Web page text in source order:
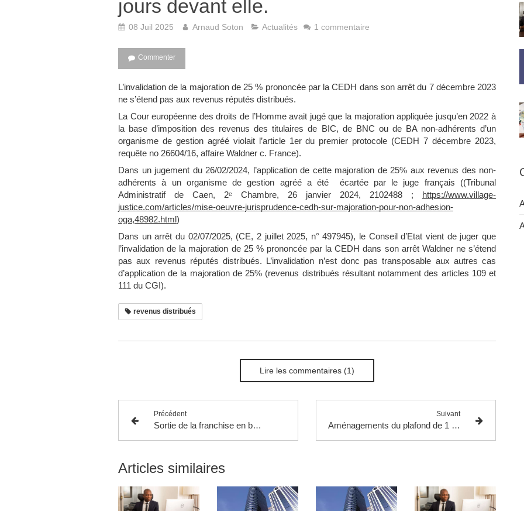
jours devant elle.
08 Juil 2025 Arnaud Soton Actualités 1 commentaire
Commenter
L’invalidation de la majoration de 25 % prononcée par la CEDH dans son arrêt du 7 décembre 2023
ne s’étend pas aux revenus réputés distribués.
La Cour européenne des droits de l’Homme avait jugé que la majoration appliquée jusqu’en 2022 à
la base d’imposition des revenus des titulaires de BIC, de BNC ou de BA non-adhérents d’un
organisme de gestion agréé violait l’article 1er du premier protocole (CEDH 7 décembre 2023,
requête no 26604/16, affaire Waldner c. France).
Dans un jugement du 26/02/2024, l’application de cette majoration de 25% aux revenus des non-
adhérents à un organisme de gestion agréé a été écartée par le juge français ((Tribunal
Administratif de Caen, 2ᵉ Chambre, 26 janvier 2024, 2102488 ; https://www.village-
justice.com/articles/mise-oeuvre-jurisprudence-cedh-sur-majoration-pour-non-adhesion-
oga,48982.html)
Dans un arrêt du 02/07/2025, (CE, 2 juillet 2025, n° 497945), le Conseil d’Etat vient de juger que
l’invalidation de la majoration de 25 % prononcée par la CEDH dans son arrêt Waldner ne s’étend
pas aux revenus réputés distribués. L’invalidation n’est donc pas transposable aux autres cas
d’application de la majoration de 25% (revenus distribués résultant notamment des articles 109 et
111 du CGI).
revenus distribués
Lire les commentaires (1)
Précédent
Sortie de la franchise en base de TVA en 2025 à la suite de la suspension jusqu’au 31 décembre 2025 de l’abaissement des seuils résultant de l’article 32 de la loi n° 2025-127 du 14 février 2025 de finances pour 2025.
Suivant
Aménagements du plafond de 1 000 € applicable aux dons retenus pour la réduction d’impôt de 75 %.
Articles similaires